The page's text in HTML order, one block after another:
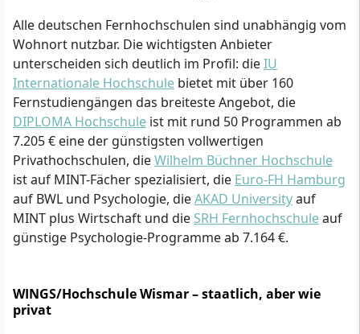
Alle deutschen Fernhochschulen sind unabhängig vom
Wohnort nutzbar. Die wichtigsten Anbieter
unterscheiden sich deutlich im Profil: dieIU
Internationale Hochschule bietet mit über 160
Fernstudiengängen das breiteste Angebot, die
DIPLOMA Hochschule ist mit rund 50 Programmen ab
7.205 € eine der günstigsten vollwertigen
Privathochschulen, dieWilhelm Büchner Hochschule
ist auf MINT-Fächer spezialisiert, die Euro-FH Hamburg
auf BWL und Psychologie, dieAKAD Universityauf
MINT plus Wirtschaft und die SRH Fernhochschuleauf
günstige Psychologie-Programme ab 7.164 €.
WINGS/Hochschule Wismar – staatlich, aber wie
privat